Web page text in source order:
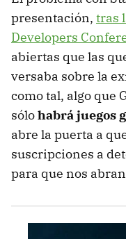
presentación, tras
Developers
abiertas que las
versaba sobre la
como tal, algo que
sólohabrá juegos
abre la puerta a
suscripciones a
para que nos